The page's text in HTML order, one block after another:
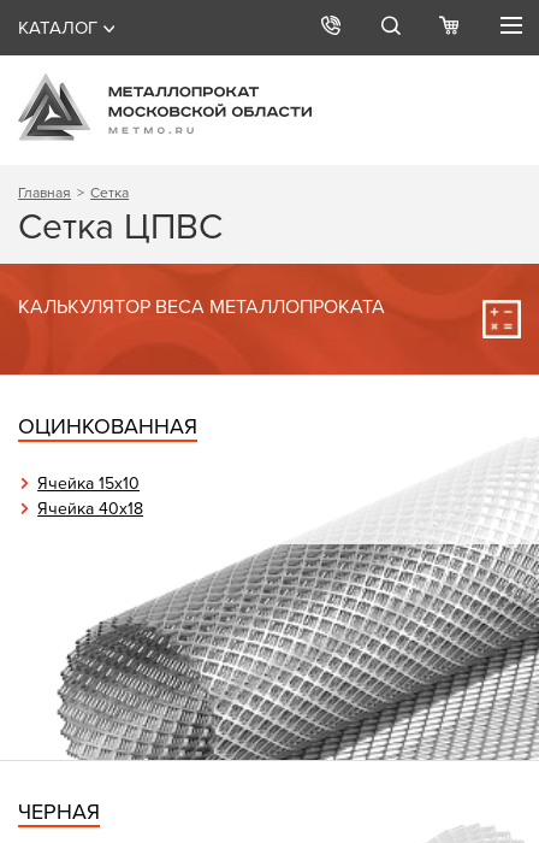
КАТАЛОГ
Главная Сетка
Сетка ЦПВС
КАЛЬКУЛЯТОР ВЕСА МЕТАЛЛОПРОКАТА
ОЦИНКОВАННАЯ
Ячейка 15х10
Ячейка 40x18
ЧЕРНАЯ